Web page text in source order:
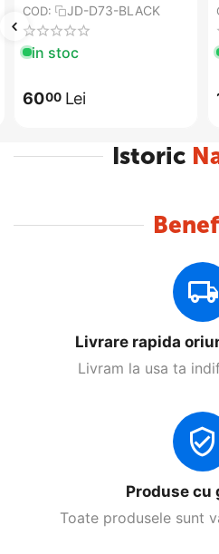
sport JD-D73-BLACK
COD: JD-D73-BLACK
in stoc
6000 Lei
Istoric
Livrare rapida
Livram la usa ta
Produse cu
Toate produsele sunt